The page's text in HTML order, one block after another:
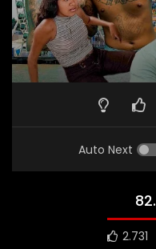
Auto Next
2.731